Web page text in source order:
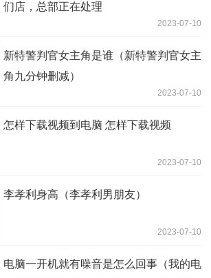
们店，总部正在处理
2023-07-10
新特警判官女主角是谁（新特警判官女主
角九分钟删减）
2023-07-10
怎样下载视频到电脑 怎样下载视频
2023-07-10
李孝利身高（李孝利男朋友）
2023-07-10
电脑一开机就有噪音是怎么回事（我的电